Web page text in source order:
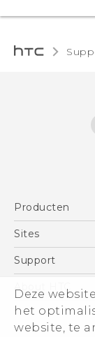
Deze
het
website, te
Deutsch -
Producten
Telefoons
Vive
Accessoires
Sites
HTC Vive
Aan de slag
Support
Support voor
About HTC
ESG
Informatie